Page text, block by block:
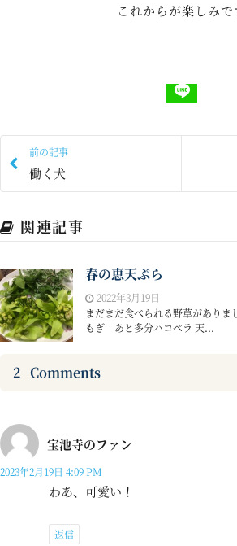
これからが楽しみで
前の記事
働く犬
関連記事
春の恵天ぷら
2022年3月19日
まだまだ食べられる野草があり
もぎ あと多分ハコベラ 天...
2 Comments
宝池寺のファン
2023年2月19日 4:09 PM
わあ、可愛い！
返信